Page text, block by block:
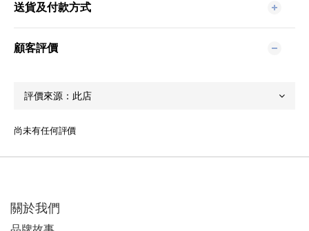
送貨及付款方式
顧客評價
尚未有任何評價
關於我們